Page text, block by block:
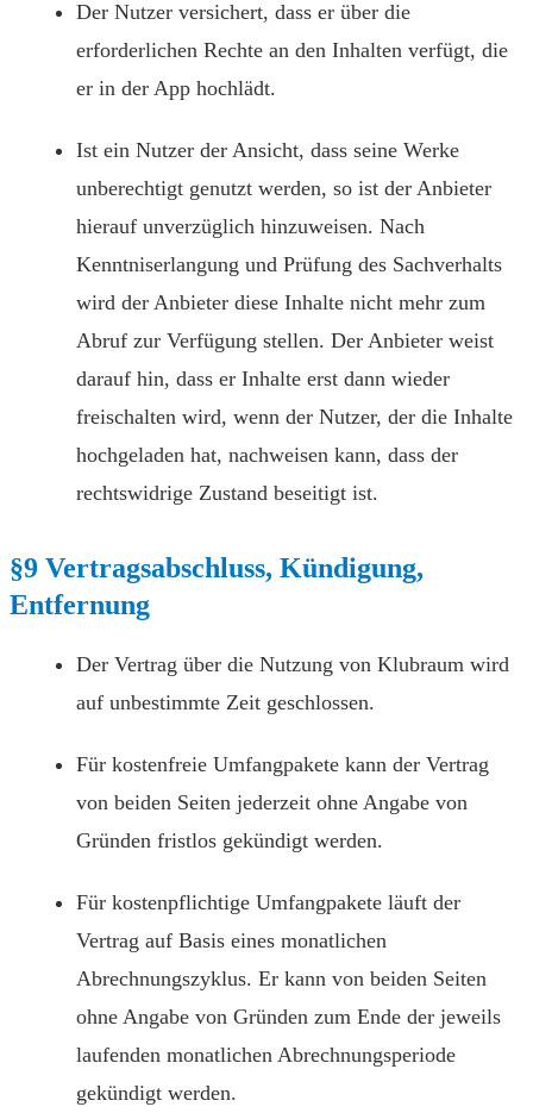
Der Nutzer versichert, dass er über die
erforderlichen Rechte an den Inhalten verfügt, die
er in der App hochlädt.
Ist ein Nutzer der Ansicht, dass seine Werke
unberechtigt genutzt werden, so ist der Anbieter
hierauf unverzüglich hinzuweisen. Nach
Kenntniserlangung und Prüfung des Sachverhalts
wird der Anbieter diese Inhalte nicht mehr zum
Abruf zur Verfügung stellen. Der Anbieter weist
darauf hin, dass er Inhalte erst dann wieder
freischalten wird, wenn der Nutzer, der die Inhalte
hochgeladen hat, nachweisen kann, dass der
rechtswidrige Zustand beseitigt ist.
§9 Vertragsabschluss, Kündigung,
Entfernung
Der Vertrag über die Nutzung von Klubraum wird
auf unbestimmte Zeit geschlossen.
Für kostenfreie Umfangpakete kann der Vertrag
von beiden Seiten jederzeit ohne Angabe von
Gründen fristlos gekündigt werden.
Für kostenpflichtige Umfangpakete läuft der
Vertrag auf Basis eines monatlichen
Abrechnungszyklus. Er kann von beiden Seiten
ohne Angabe von Gründen zum Ende der jeweils
laufenden monatlichen Abrechnungsperiode
gekündigt werden.